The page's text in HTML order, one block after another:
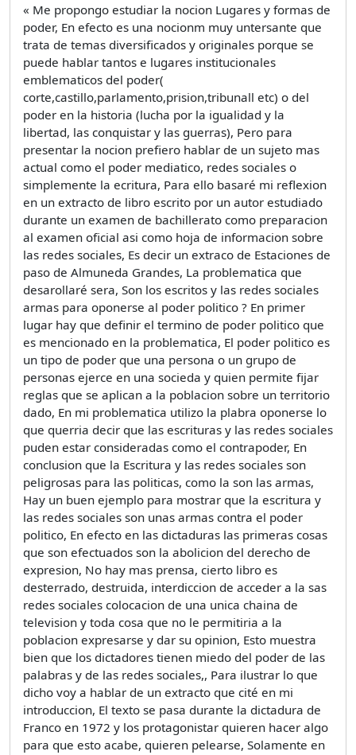
« Me propongo estudiar la nocion Lugares y formas de
poder, En efecto es una nocionm muy untersante que
trata de temas diversificados y originales porque se
puede hablar tantos e lugares institucionales
emblematicos del poder(
corte,castillo,parlamento,prision,tribunall etc) o del
poder en la historia (lucha por la igualidad y la
libertad, las conquistar y las guerras), Pero para
presentar la nocion prefiero hablar de un sujeto mas
actual como el poder mediatico, redes sociales o
simplemente la ecritura, Para ello basaré mi reflexion
en un extracto de libro escrito por un autor estudiado
durante un examen de bachillerato como preparacion
al examen oficial asi como hoja de informacion sobre
las redes sociales, Es decir un extraco de Estaciones de
paso de Almuneda Grandes, La problematica que
desarollaré sera, Son los escritos y las redes sociales
armas para oponerse al poder politico ? En primer
lugar hay que definir el termino de poder politico que
es mencionado en la problematica, El poder politico es
un tipo de poder que una persona o un grupo de
personas ejerce en una socieda y quien permite fijar
reglas que se aplican a la poblacion sobre un territorio
dado, En mi problematica utilizo la plabra oponerse lo
que querria decir que las escrituras y las redes sociales
puden estar consideradas como el contrapoder, En
conclusion que la Escritura y las redes sociales son
peligrosas para las politicas, como la son las armas,
Hay un buen ejemplo para mostrar que la escritura y
las redes sociales son unas armas contra el poder
politico, En efecto en las dictaduras las primeras cosas
que son efectuados son la abolicion del derecho de
expresion, No hay mas prensa, cierto libro es
desterrado, destruida, interdiccion de acceder a la sas
redes sociales colocacion de una unica chaina de
television y toda cosa que no le permitiria a la
poblacion expresarse y dar su opinion, Esto muestra
bien que los dictadores tienen miedo del poder de las
palabras y de las redes sociales,, Para ilustrar lo que
dicho voy a hablar de un extracto que cité en mi
introduccion, El texto se pasa durante la dictadura de
Franco en 1972 y los protagonistar quieren hacer algo
para que esto acabe, quieren pelearse, Solamente en